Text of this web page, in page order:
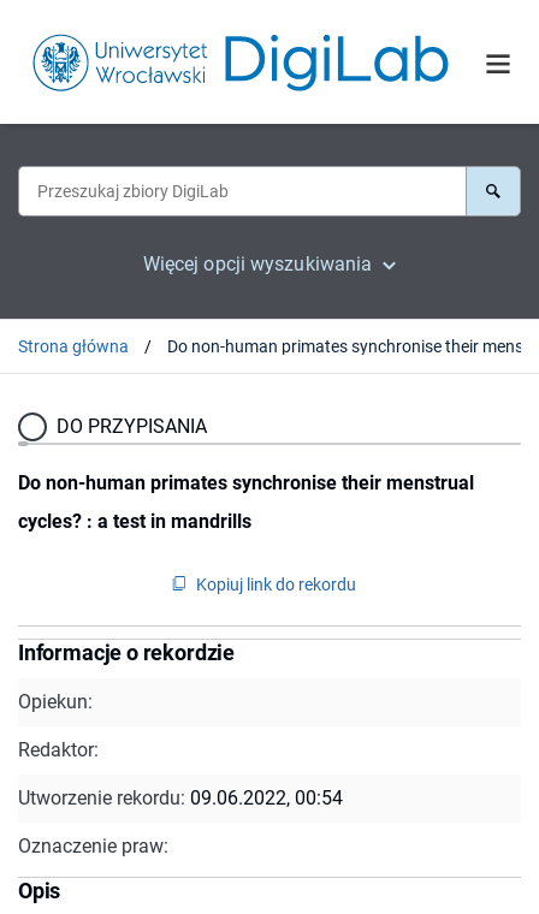
Więcej opcji wyszukiwania
Strona główna
DO PRZYPISANIA
Do non-human primates synchronise their menstrual
cycles? : a test in mandrills
Kopiuj link do rekordu
Informacje o rekordzie
Opiekun:
Redaktor:
Utworzenie rekordu: 09.06.2022, 00:54
Oznaczenie praw:
Opis